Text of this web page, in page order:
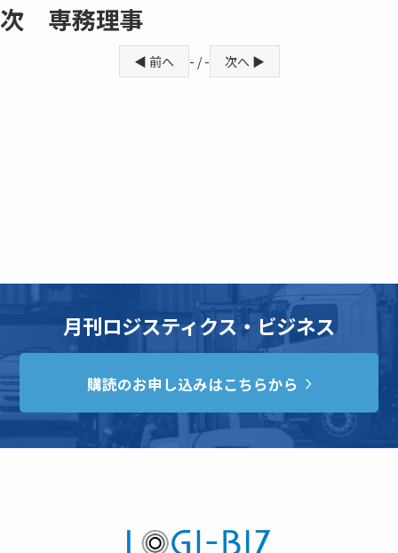
次 専務理事
◀ 前へ - / - 次へ ▶
月刊ロジスティクス・ビジネス
購読のお申し込みはこちらから